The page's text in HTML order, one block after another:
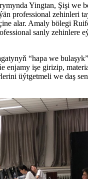
Yingtan, Şişi we
professional zehinleri
alar. Amaly bölegi
sanly zehinlere
“hapa we
enjamy işe girizip,
üýtgetmeli we daş